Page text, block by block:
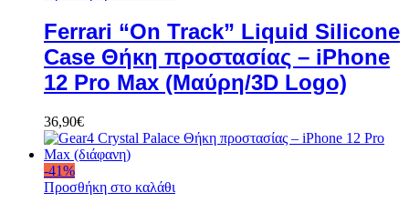
Ferrari “On Track” Liquid Silicone
Case Θήκη προστασίας – iPhone
12 Pro Max (Μαύρη/3D Logo)
36,90€
-41%
Προσθήκη στο καλάθι